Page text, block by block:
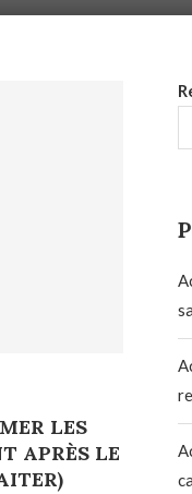
LES
APRÈS LE